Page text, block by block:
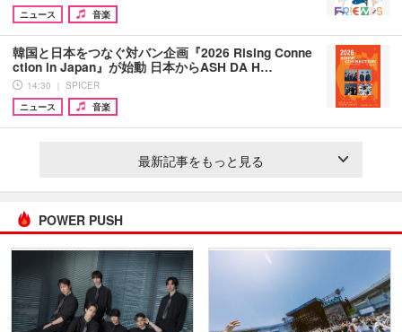
ニュース
音楽
韓国と日本をつなぐ対バン企画『2026 Rising Conne
ction in Japan』が始動 日本からASH DA H…
14:30 ｜ SPICER
ニュース
音楽
最新記事をもっと見る
POWER PUSH